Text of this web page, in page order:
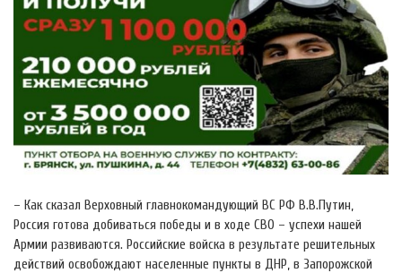
– Как сказал Верховный главнокомандующий ВС РФ В.В.Путин,
Россия готова добиваться победы и в ходе СВО – успехи нашей
Армии развиваются. Российские войска в результате решительных
действий освобождают населенные пункты в ДНР, в Запорожской